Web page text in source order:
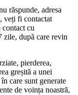
răspunde, adresa
veți fi contactat
contact cu
zile, după care revin
pierderea,
greșită a unei
care sunt generate
de voința noastră,